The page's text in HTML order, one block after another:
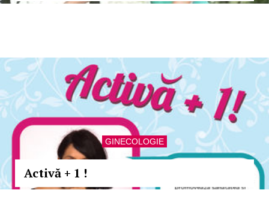
GINECOLOGIE
Activă + 1 !